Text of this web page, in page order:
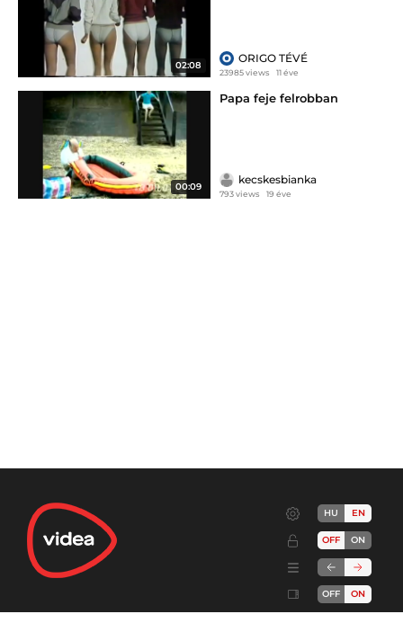
02:08
ORIGO TÉVÉ
23985 views 11 éve
00:09
Papa feje felrobban
kecskesbianka
793 views 19 éve
HU EN
OFF ON
OFF ON